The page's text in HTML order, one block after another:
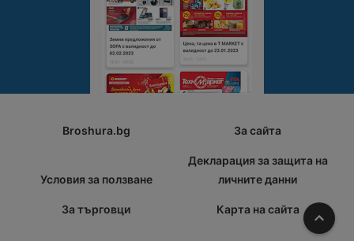
Broshura.bg За сайта
Условия за ползване
Декларация за защита на
личните данни
За търговци Карта на сайта